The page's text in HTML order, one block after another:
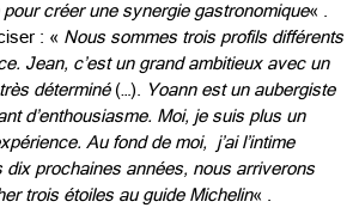
créer une synergie gastronomique« .
: « Nous sommes trois profils différents
Jean, c’est un grand ambitieux avec un
déterminé(…). Yoann est un aubergiste
d’enthousiasme. Moi, je suis plus un
Au fond de moi, j’ai l’intime
dix prochaines années, nous arriverons
trois étoiles au guide Michelin« .